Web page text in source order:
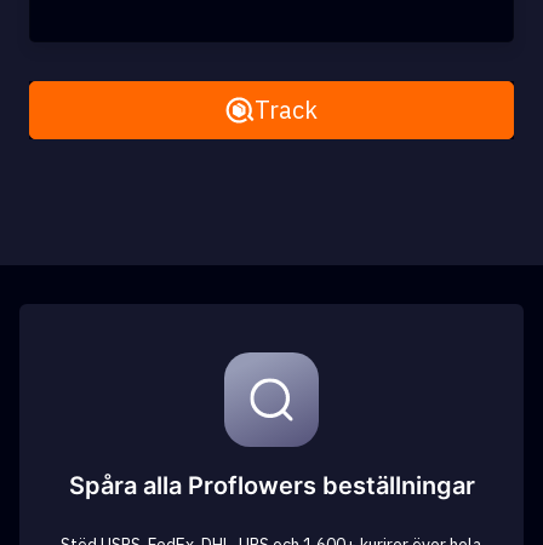
Remove AllTrack
Spåra alla Proflowers beställningar